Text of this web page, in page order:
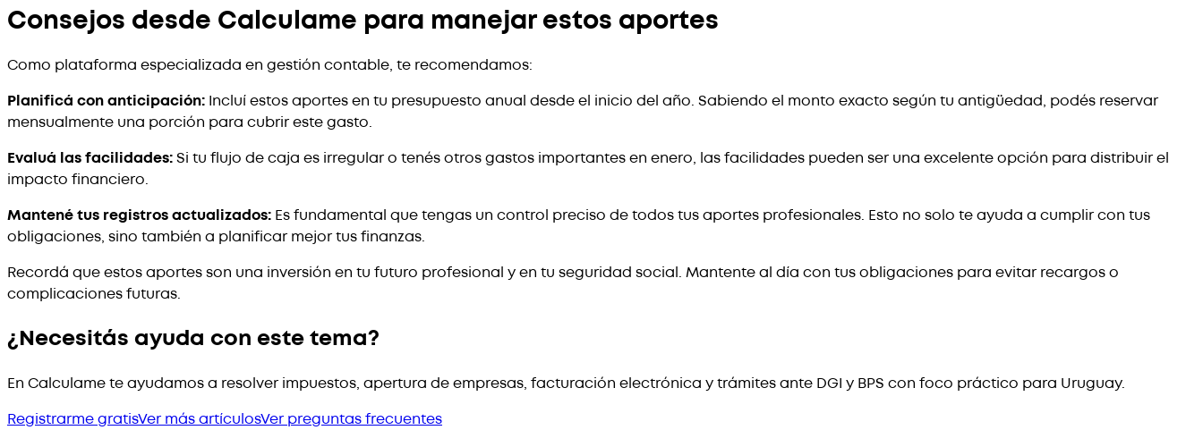
Consejos desde Calculame para manejar estos aportes
Como plataforma especializada en gestión contable, te recomendamos:
Planificá con anticipación: Incluí estos aportes en tu presupuesto anual desde el inicio del año. Sabiendo el monto exacto según tu antigüedad, podés reservar
mensualmente una porción para cubrir este gasto.
Evaluá las facilidades:Si tu flujo de caja es irregular o tenés otros gastos importantes en enero, las facilidades pueden ser una excelente opción para distribuir el
impacto financiero.
Mantené tus registros actualizados: Es fundamental que tengas un control preciso de todos tus aportes profesionales. Esto no solo te ayuda a cumplir con tus
obligaciones, sino también a planificar mejor tus finanzas.
Recordá que estos aportes son una inversión en tu futuro profesional y en tu seguridad social. Mantente al día con tus obligaciones para evitar recargos o
complicaciones futuras.
¿Necesitás ayuda con este tema?
En Calculame te ayudamos a resolver impuestos, apertura de empresas, facturación electrónica y trámites ante DGI y BPS con foco práctico para Uruguay.
Registrarme gratisVer más artículosVer preguntas frecuentes